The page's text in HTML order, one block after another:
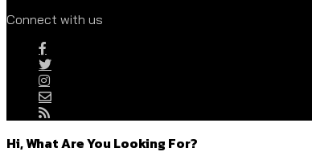
Connect with us
Hi, What Are You Looking For?